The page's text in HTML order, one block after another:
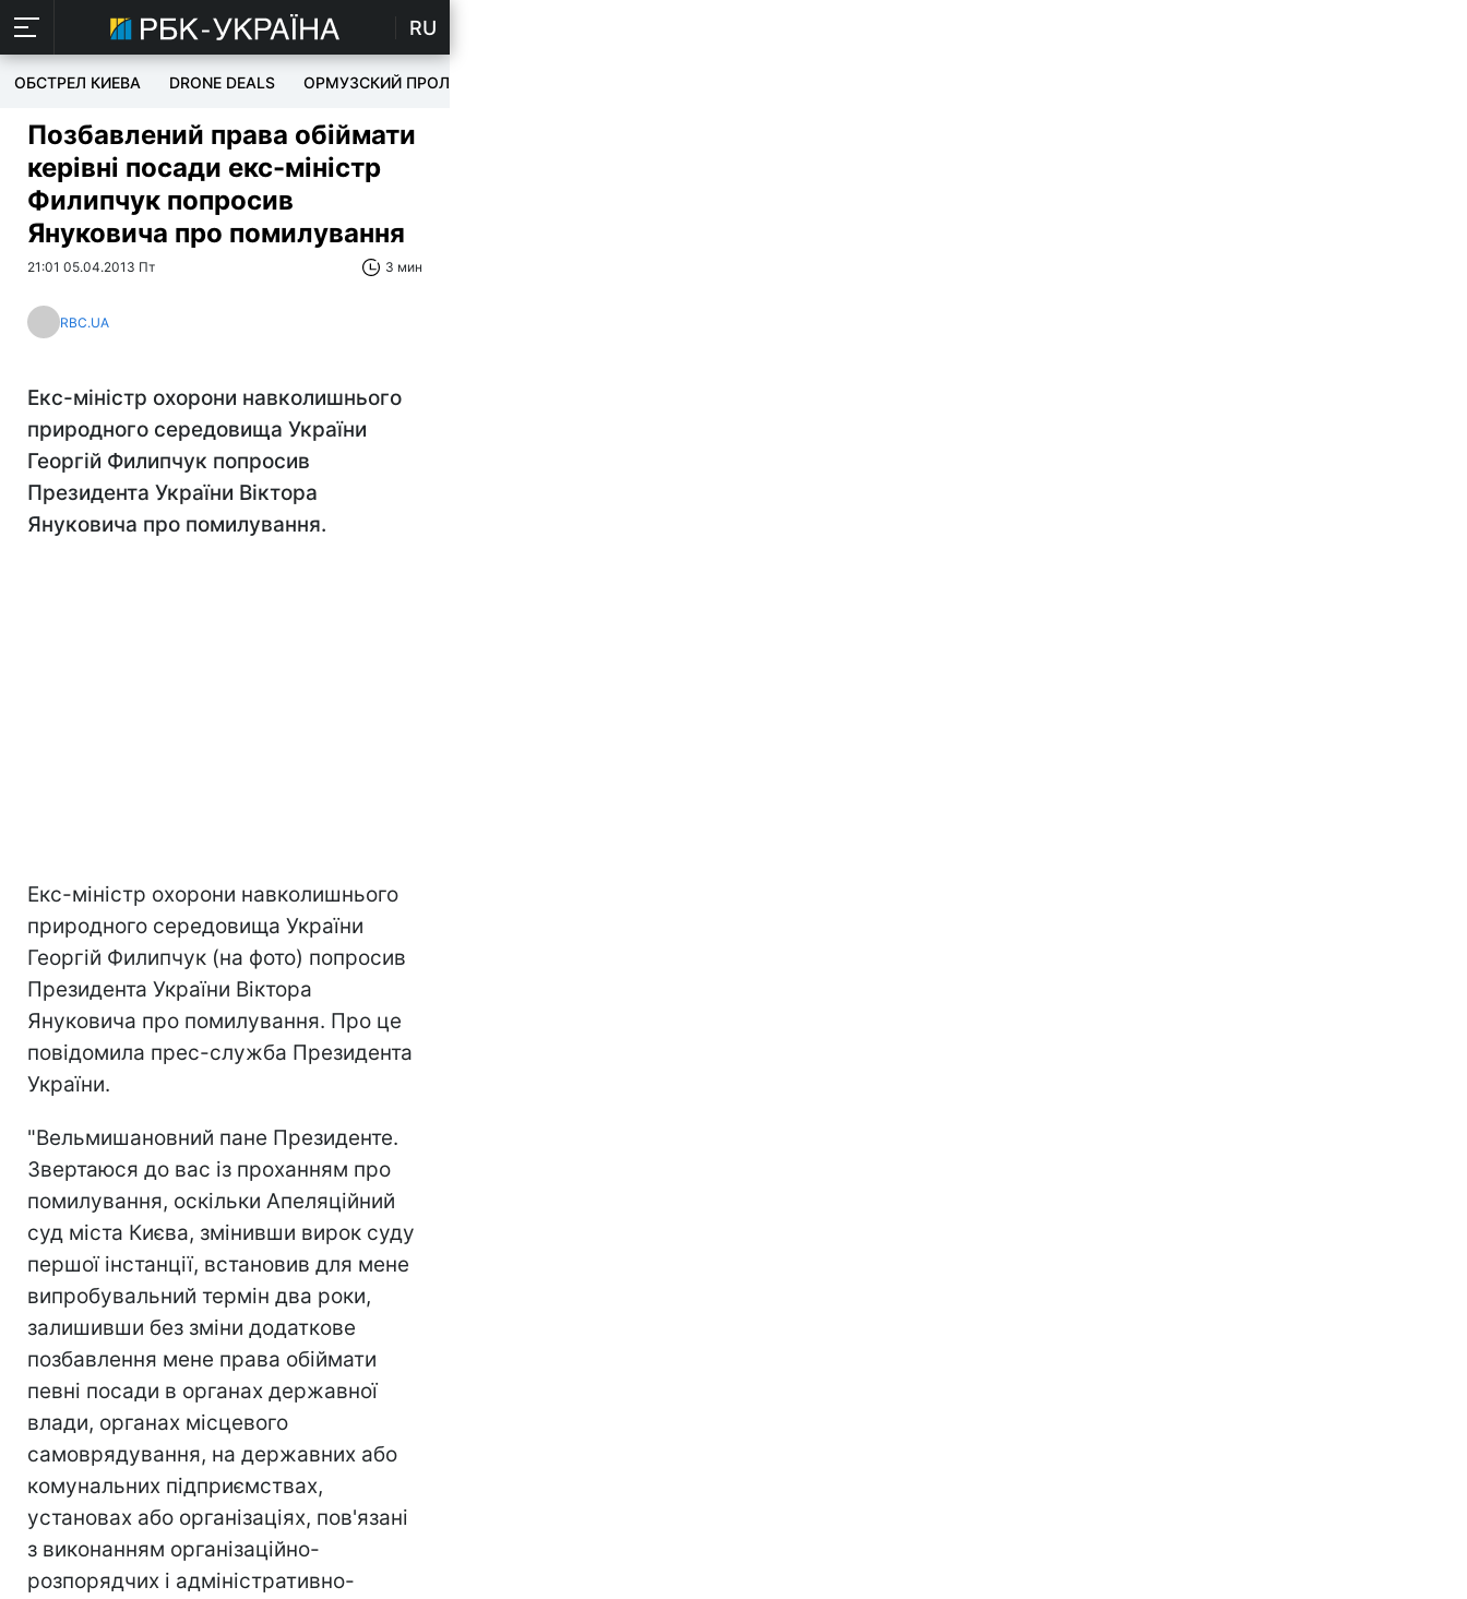
RU
ОБСТРЕЛ КИЕВА DRONE DEALS ОРМУЗСКИЙ ПРОЛИВ
Позбавлений права обіймати
керівні посади екс-міністр
Филипчук попросив
Януковича про помилування
21:01 05.04.2013 Пт 3 мин
RBC.UA
Екс-міністр охорони навколишнього
природного середовища України
Георгій Филипчук попросив
Президента України Віктора
Януковича про помилування.
Екс-міністр охорони навколишнього
природного середовища України
Георгій Филипчук (на фото) попросив
Президента України Віктора
Януковича про помилування. Про це
повідомила прес-служба Президента
України.
"Вельмишановний пане Президенте.
Звертаюся до вас із проханням про
помилування, оскільки Апеляційний
суд міста Києва, змінивши вирок суду
першої інстанції, встановив для мене
випробувальний термін два роки,
залишивши без зміни додаткове
позбавлення мене права обіймати
певні посади в органах державної
влади, органах місцевого
самоврядування, на державних або
комунальних підприємствах,
установах або організаціях, пов'язані
з виконанням організаційно-
розпорядчих і адміністративно-